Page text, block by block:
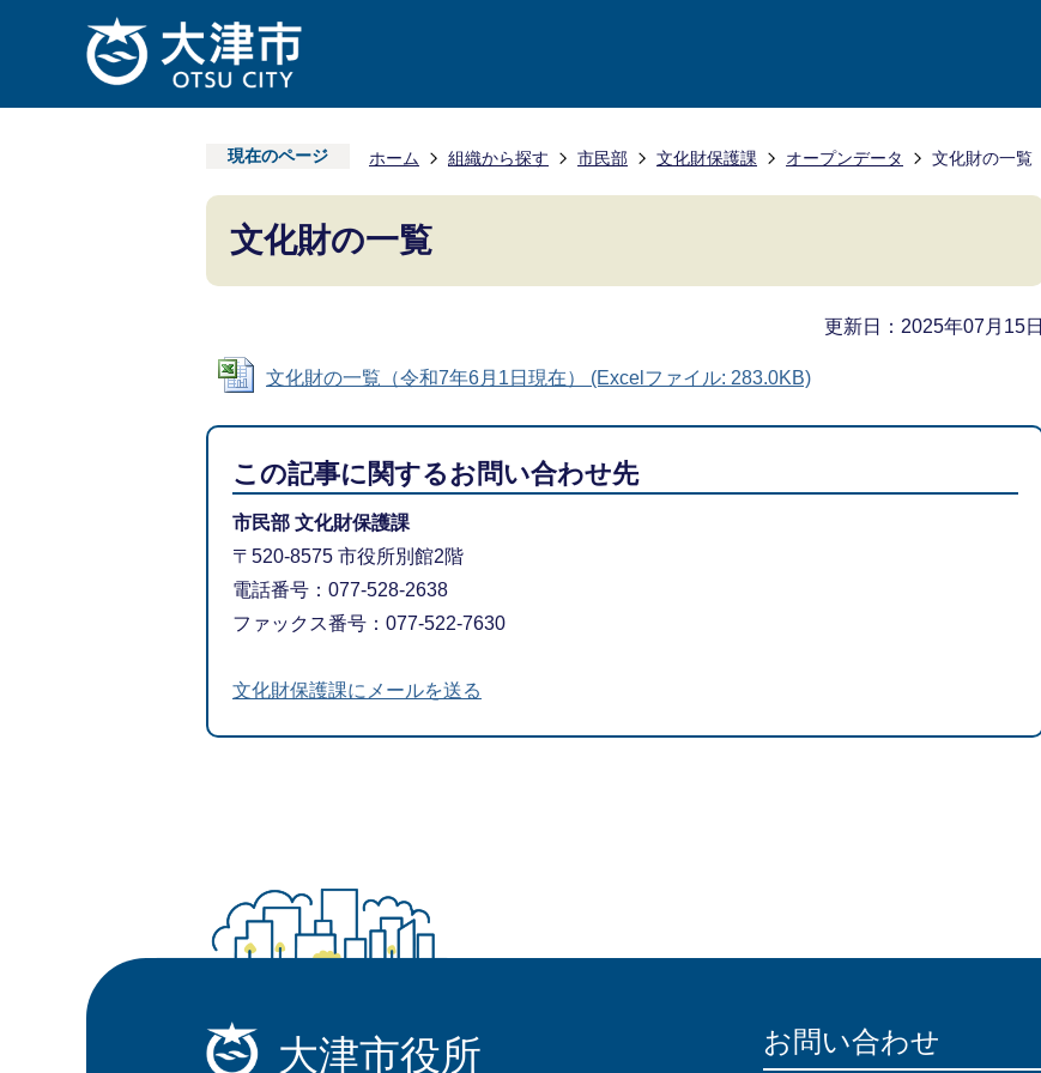
現在のページ ホーム 組織から探す 市民部 文化財保護課 オープンデータ 文化財の一覧
文化財の一覧
更新日：2025年07月15日
文化財の一覧（令和7年6月1日現在） (Excelファイル: 283.0KB)
この記事に関するお問い合わせ先
市民部 文化財保護課
〒520-8575 市役所別館2階
電話番号：077-528-2638
ファックス番号：077-522-7630
文化財保護課にメールを送る
大津市役所 お問い合わせ